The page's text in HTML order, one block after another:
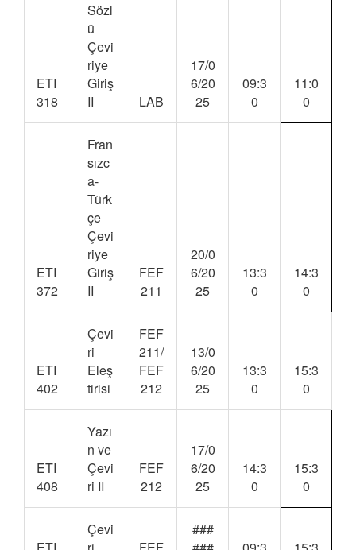
ETI
318
Sözl
ü
Çevi
riye
Giriş
II
LAB
17/0
6/20
25
09:3
0
11:0
0
ETI
372
Fran
sızc
a-
Türk
çe
Çevi
riye
Giriş
II
FEF
211
20/0
6/20
25
13:3
0
14:3
0
ETI
402
Çevi
ri
Eleş
tirisi
FEF
211/
FEF
212
13/0
6/20
25
13:3
0
15:3
0
ETI
408
Yazı
n ve
Çevi
ri II
FEF
212
17/0
6/20
25
14:3
0
15:3
0
Çevi
###